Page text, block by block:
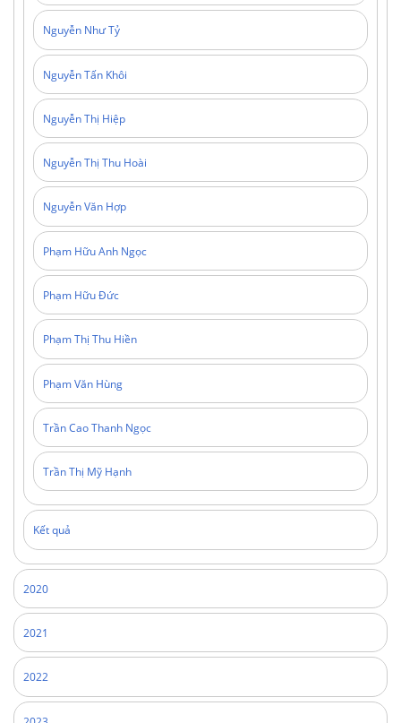
Nguyễn Như Tỷ
Nguyễn Tấn Khôi
Nguyễn Thị Hiệp
Nguyễn Thị Thu Hoài
Nguyễn Văn Hợp
Phạm Hữu Anh Ngọc
Phạm Hữu Đức
Phạm Thị Thu Hiền
Phạm Văn Hùng
Trần Cao Thanh Ngọc
Trần Thị Mỹ Hạnh
Kết quả
2020
2021
2022